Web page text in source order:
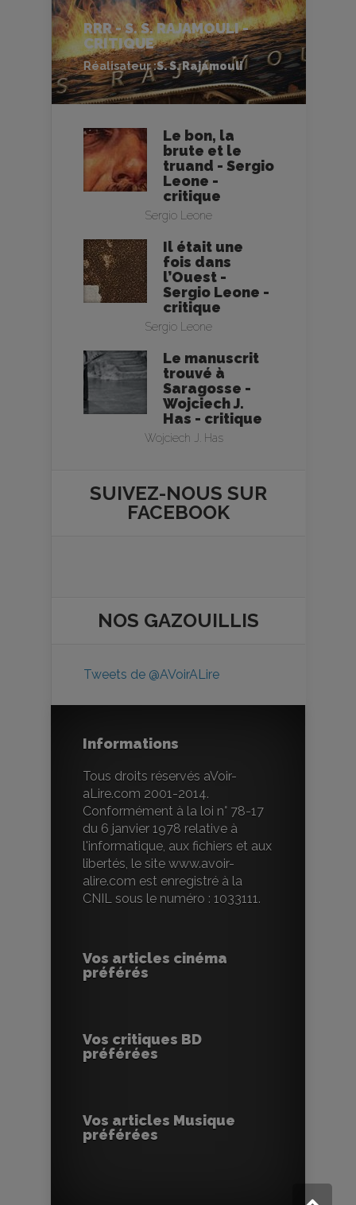
RRR - S. S. RAJAMOULI -
CRITIQUE
Réalisateur :S. S. Rajamouli
Le bon, la
brute et le
truand - Sergio
Leone -
critique
Sergio Leone
Il était une
fois dans
l’Ouest -
Sergio Leone -
critique
Sergio Leone
Le manuscrit
trouvé à
Saragosse -
Wojciech J.
Has - critique
Wojciech J. Has
SUIVEZ-NOUS SUR
FACEBOOK
NOS GAZOUILLIS
Tweets de @AVoirALire
Informations
Tous droits réservés aVoir-
aLire.com 2001-2014.
Conformément à la loi n° 78-17
du 6 janvier 1978 relative à
l'informatique, aux fichiers et aux
libertés, le site www.avoir-
alire.com est enregistré à la
CNIL sous le numéro : 1033111.
Vos articles cinéma
préférés
Vos critiques BD
préférées
Vos articles Musique
préférées